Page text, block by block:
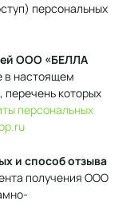
персональных
ООО «БЕЛЛА
в настоящем
которых
персональных
и способ отзыва
получения ООО